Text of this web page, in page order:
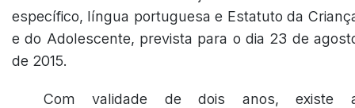
específico, língua portuguesa e Estatuto da
e do Adolescente, prevista para o dia 23 de
de 2015.
Com validade de dois anos, existe